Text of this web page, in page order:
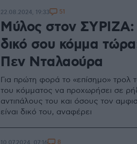
Μύλος στον ΣΥΡΙΖΑ:
δικό σου κόμμα
Πεν Νταλαούρα
Για πρώτη φορά το «επίσημο» τρολ
του κόμματος να προχωρήσει σε
αντιπάλους του και όσους τον
είναι δικό του, αναφέρει
22.08.2024, 19:33 51
10.07.2024, 07:16 8